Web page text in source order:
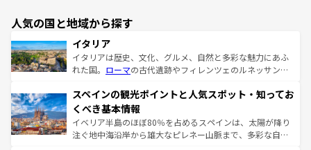
人気の国と地域から探す
イタリア
イタリアは歴史、文化、グルメ、自然と多彩な魅力にあふ
れた国。 ローマの古代遺跡やフィレンツェのルネッサンス
ろん、トスカーナの美しい田園風景やアマルフィ海岸の絶
景など、自然景観も見逃せない。観光の合間には、本場の
ピザやパスタなど、絶品のイタリア料理を堪能することも
できる。朝目覚めてから夜眠るまで、すべての瞬間を楽し
スペインの観光ポイントと人気スポット・知ってお
くべき基本情報
イベリア半島のほぼ80％を占めるスペインは、太陽が降り
注ぐ地中海沿岸から雄大なピレネー山脈まで、多彩な自然